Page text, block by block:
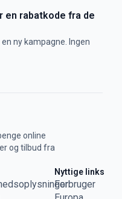
en rabatkode fra de
ny kampagne. Ingen
online
og tilbud fra
Nyttige links
Forbruger